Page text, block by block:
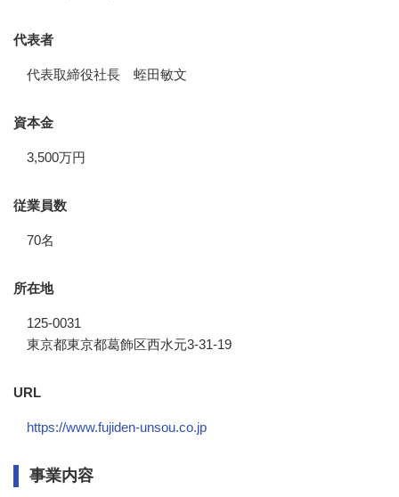
代表者
代表取締役社長 蛭田敏文
資本金
3,500万円
従業員数
70名
所在地
125-0031
東京都東京都葛飾区西水元3-31-19
URL
https://www.fujiden-unsou.co.jp
事業内容